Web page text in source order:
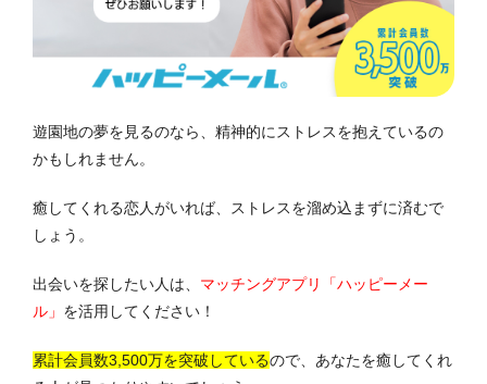
遊園地の夢を見るのなら、精神的にストレスを抱えているの
かもしれません。
癒してくれる恋人がいれば、ストレスを溜め込まずに済むで
しょう。
出会いを探したい人は、 マッチングアプリ「ハッピーメー
ル」 を活用してください！
累計会員数3,500万を突破しているので、あなたを癒してくれ